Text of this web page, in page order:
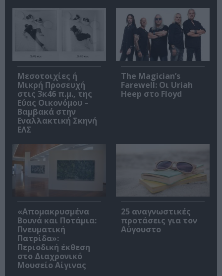
Μεσοτοιχίες ή
Μικρή Προσευχή
στις 3κ46 π.μ., της
Εύας Οικονόμου –
Βαμβακά στην
Εναλλακτική Σκηνή
ΕΛΣ
The Magician’s
Farewell: Οι Uriah
Heep στο Floyd
«Απομακρυσμένα
Βουνά και Ποτάμια:
Πνευματική
Πατρίδα»:
Περιοδική έκθεση
στο Διαχρονικό
Μουσείο Αίγινας
25 αναγνωστικές
προτάσεις για τον
Αύγουστο